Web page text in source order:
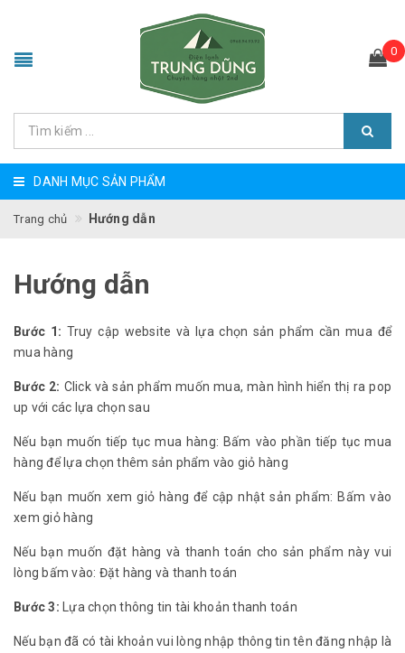
0
DANH MỤC SẢN PHẨM
Trang chủ Hướng dẫn
Hướng dẫn
Bước 1: Truy cập website và lựa chọn sản phẩm cần mua để
mua hàng
Bước 2: Click và sản phẩm muốn mua, màn hình hiển thị ra pop
up với các lựa chọn sau
Nếu bạn muốn tiếp tục mua hàng: Bấm vào phần tiếp tục mua
hàng để lựa chọn thêm sản phẩm vào giỏ hàng
Nếu bạn muốn xem giỏ hàng để cập nhật sản phẩm: Bấm vào
xem giỏ hàng
Nếu bạn muốn đặt hàng và thanh toán cho sản phẩm này vui
lòng bấm vào: Đặt hàng và thanh toán
Bước 3: Lựa chọn thông tin tài khoản thanh toán
Nếu bạn đã có tài khoản vui lòng nhập thông tin tên đăng nhập là